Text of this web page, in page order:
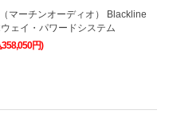
マーチンオーディオ） Blackline
ェイ・パワードシステム
円)